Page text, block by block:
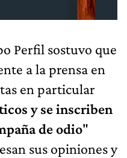
Perfil sostuvo que
a la prensa en
en particular
y se inscriben
de odio"
sus opiniones y